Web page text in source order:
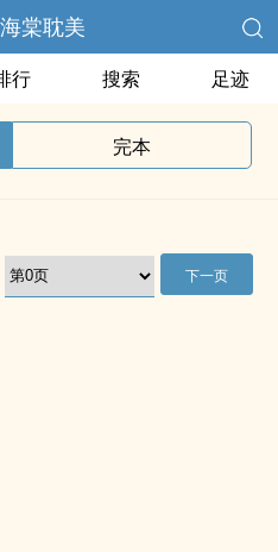
棠耽美
行 搜索 足迹
完本
下一页